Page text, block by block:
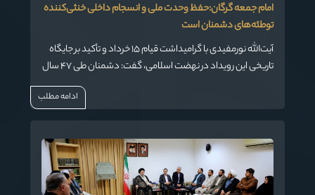
امام جمعه گرگان:حفظ وحدت ملی و انسجام داخلی خنثی‌کننده
توطئه‌های دشمنان است
آیت‌الله نورمفیدی با گرامیداشت قیام ۱۵ خرداد و تأکید بر جایگاه
تاریخی این رویداد در نهضت اسلامی، گفت: دشمنان طی ۴۷ سال
گذشته با ابزارهای مختلف از جنگ و تحریم تا فشارهای سیاسی و
رسانه‌ای به دنبال تضعیف جمهوری اسلامی بوده‌اند، اما ملتادامه مطلب